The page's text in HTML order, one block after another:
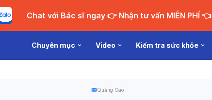
Chat với Bác sĩ ngay 👉 Nhận tư vấn MIỄN PHÍ 👈
Chuyên mục Video Kiểm tra sức khỏe
Quảng Cáo